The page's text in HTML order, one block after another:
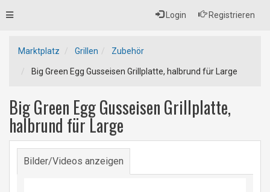
Login Registrieren
Toggle
Marktplatz Grillen Zubehör
Big Green Egg Gusseisen Grillplatte, halbrund für Large
Big Green Egg Gusseisen Grillplatte,
halbrund für Large
Bilder/Videos anzeigen